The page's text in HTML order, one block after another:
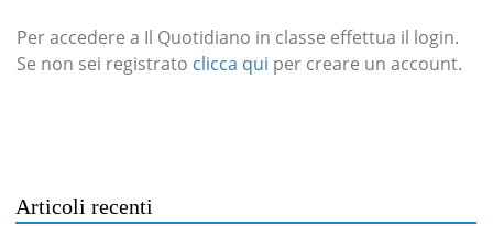
Per accedere a Il Quotidiano in classe effettua il login.
Se non sei registrato clicca qui per creare un account.
Articoli recenti